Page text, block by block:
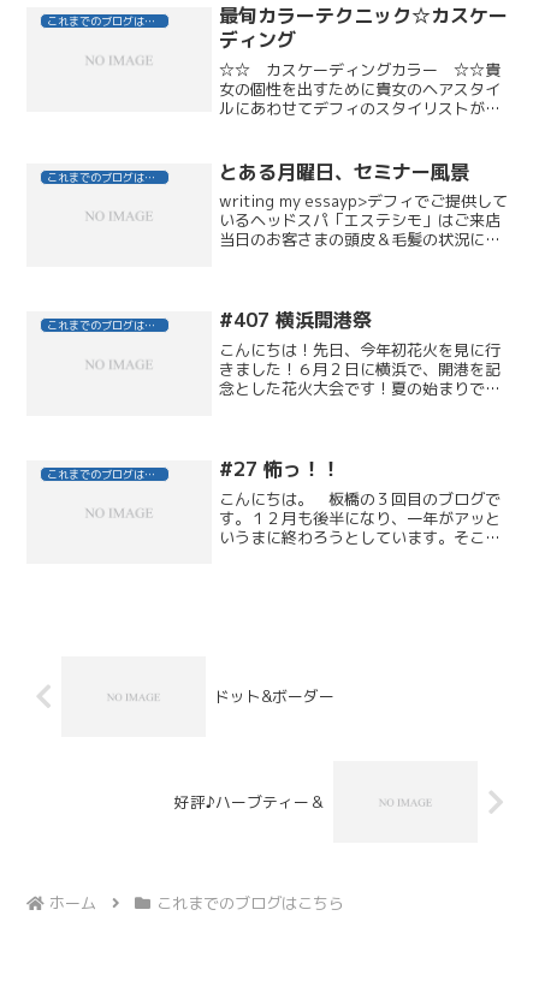
るとゴルフ熱がでてくるら...
これまでのブログはこちら
最旬カラーテクニック☆カスケー
ディング
☆☆ カスケーディングカラー ☆☆貴
女の個性を出すために貴女のヘアスタイ
ルにあわせてデフィのスタイリストが最
デーションが滝のように広がっていく、
「見せる」ポイントカラー。...
これまでのブログはこちら とある月曜日、セミナー風景
writing my essayp>デフィでご提供して
いるヘッドスパ「エステシモ」はご来店
当日のお客さまの頭皮＆毛髪の状況にあ
後、初...
これまでのブログはこちら #407 横浜開港祭
こんにちは！先日、今年初花火を見に行
きました！６月２日に横浜で、開港を記
念とした花火大会です！夏の始まりです
まずは道具を揃えるところ...
これまでのブログはこちら #27 怖っ！！
こんにちは。 板橋の３回目のブログで
す。１２月も後半になり、一年がアッと
いうまに終わろうとしています。そこ
ドット&ボーダー
好評♪ハーブティー＆
ホーム これまでのブログはこちら